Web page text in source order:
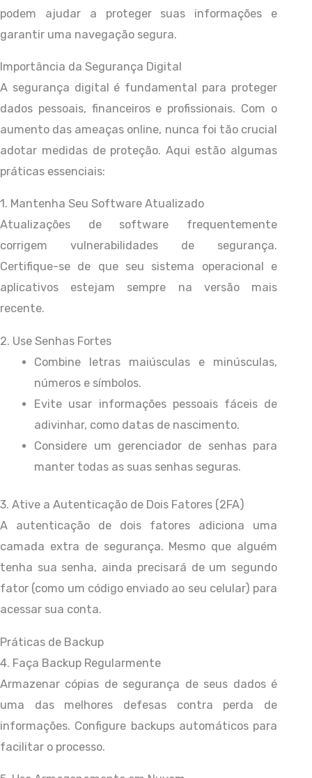
podem ajudar a proteger suas informações e
garantir uma navegação segura.
Importância da Segurança Digital
A segurança digital é fundamental para proteger
dados pessoais, financeiros e profissionais. Com o
aumento das ameaças online, nunca foi tão crucial
adotar medidas de proteção. Aqui estão algumas
práticas essenciais:
1. Mantenha Seu Software Atualizado
Atualizações de software frequentemente
corrigem vulnerabilidades de segurança.
Certifique-se de que seu sistema operacional e
aplicativos estejam sempre na versão mais
recente.
2. Use Senhas Fortes
Combine letras maiúsculas e minúsculas,
números e símbolos.
Evite usar informações pessoais fáceis de
adivinhar, como datas de nascimento.
Considere um gerenciador de senhas para
manter todas as suas senhas seguras.
3. Ative a Autenticação de Dois Fatores (2FA)
A autenticação de dois fatores adiciona uma
camada extra de segurança. Mesmo que alguém
tenha sua senha, ainda precisará de um segundo
fator (como um código enviado ao seu celular) para
acessar sua conta.
Práticas de Backup
4. Faça Backup Regularmente
Armazenar cópias de segurança de seus dados é
uma das melhores defesas contra perda de
informações. Configure backups automáticos para
facilitar o processo.